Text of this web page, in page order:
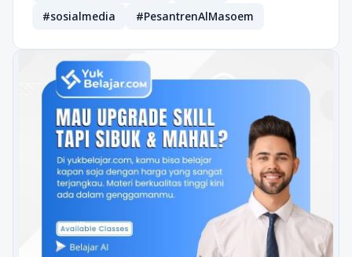
#sosialmedia
#PesantrenAlMasoem